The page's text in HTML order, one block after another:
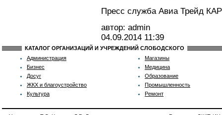
Пресс служба Авиа Трейд
автор: admin
04.09.2014 11:39
КАТАЛОГ ОРГАНИЗАЦИЙ И УЧРЕЖДЕНИЙ СЛОБОДСКОГО
Администрация
Бизнес
Досуг
ЖКХ и благоустройство
Культура
Магазины
Медицина
Образование
Промышленность
Ремонт